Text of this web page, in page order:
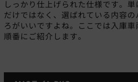
しっかり仕上げられた仕様です。
だけではなく、選ばれている内容の
ろがいいですよね。ここでは入庫
順番にご紹介します。